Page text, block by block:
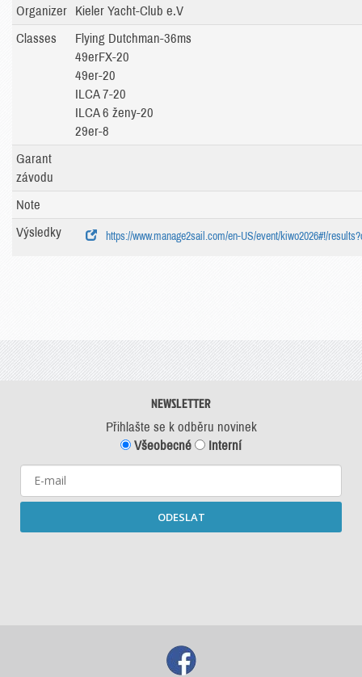
Organizer
Kieler Yacht-Club e.V
Classes
Flying Dutchman-36ms
49erFX-20
49er-20
ILCA 7-20
ILCA 6 ženy-20
29er-8
Garant
závodu
Note
Výsledky
https://www.manage2sail.com/en-US/event/kiwo2026#!/
NEWSLETTER
Přihlašte se k odběru novinek
Všeobecné
Interní
ODESLAT